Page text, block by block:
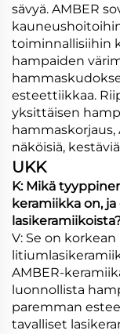
sävyä. AMBER
toiminnallisiihin
hampaiden
esteettiikkaa.
yksittäisen
hammaskorjaus,
näköisiä,
UKK
K: Mikä
keramiikka on,
V: Se on
AMBER-
luonnollista
paremman
tavalliset